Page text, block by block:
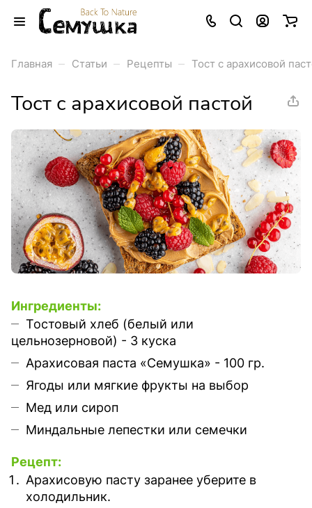
Главная – Статьи – Рецепты – Тост с арахисовой
Тост с арахисовой пастой
Ингредиенты:
Тостовый хлеб (белый или
цельнозерновой) - 3 куска
Арахисовая паста «Семушка» - 100 гр.
Ягоды или мягкие фрукты на выбор
Мед или сироп
Миндальные лепестки или семечки
Рецепт:
Арахисовую пасту заранее уберите в
холодильник.